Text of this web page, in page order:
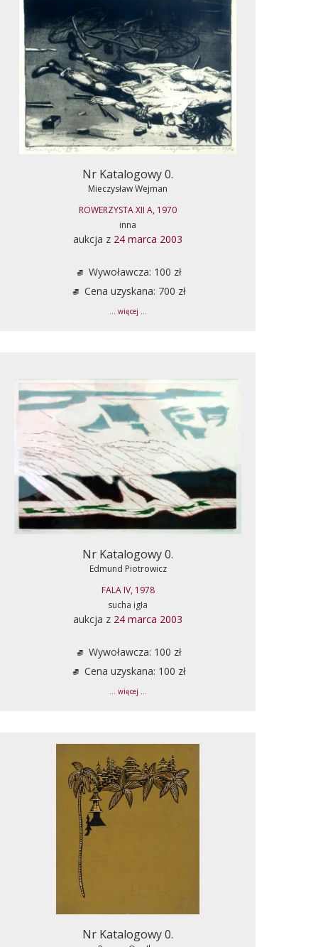
Nr Katalogowy 0.
Mieczysław Wejman
ROWERZYSTA XII A, 1970
inna
aukcja z 24 marca 2003
Wywoławcza: 100 zł
Cena uzyskana: 700 zł
... więcej ...
Nr Katalogowy 0.
Edmund Piotrowicz
FALA IV, 1978
sucha igła
aukcja z 24 marca 2003
Wywoławcza: 100 zł
Cena uzyskana: 100 zł
... więcej ...
Nr Katalogowy 0.